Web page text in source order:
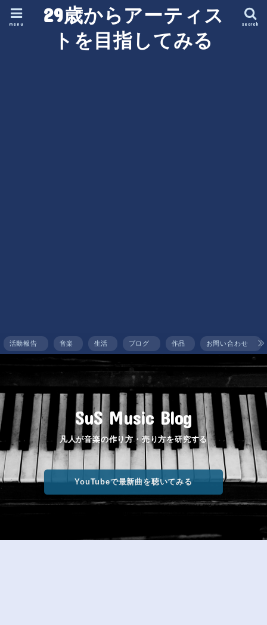
29歳からアーティス
トを目指してみる
search
menu
活動報告 音楽 生活 ブログ 作品 お問い合わせ
SuS Music Blog
凡人が音楽の作り方・売り方を研究する
YouTubeで最新曲を聴いてみる